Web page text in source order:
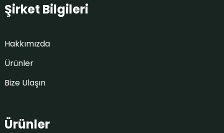
Şirket Bilgileri
Hakkımızda
Ürünler
Bize Ulaşın
Ürünler